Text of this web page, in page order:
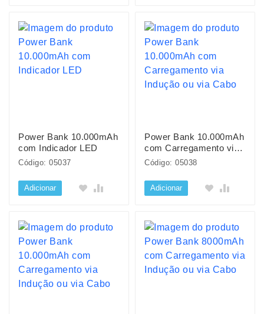
Power Bank 10.000mAh
com Indicador LED
Código: 05037
Adicionar
Power Bank 10.000mAh
com Carregamento via
Indução ou via Cabo
Código: 05038
Adicionar